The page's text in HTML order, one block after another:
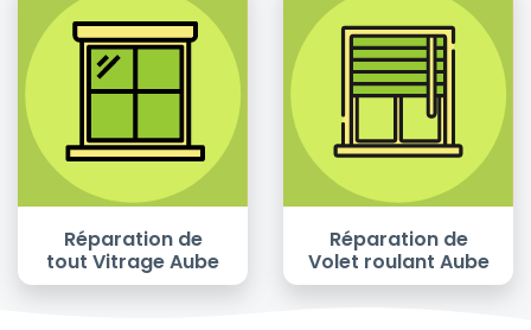
Réparation de
tout Vitrage Aube
Réparation de
Volet roulant Aube